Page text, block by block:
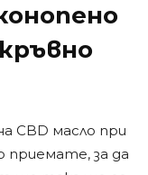
CBD масло при
приемате, за да